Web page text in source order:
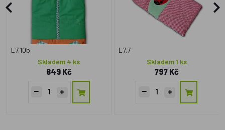
L7.10b
Skladem 4 ks
849 Kč
L7.7
Skladem 1 ks
797 Kč